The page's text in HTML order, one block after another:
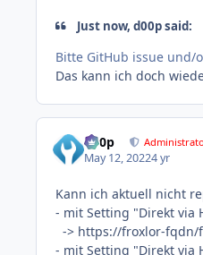
Just now, d00p said:
Bitte GitHub issue und/
Das kann ich doch
d00p
May 12, 20224 yr
Kann ich aktuell nicht
- mit Setting "Direkt via
-> https://froxlor-fqdn/
- mit Setting "Direkt via